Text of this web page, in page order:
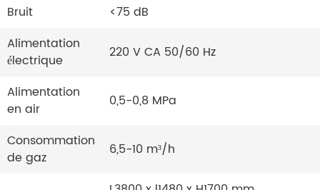
Bruit
<75 dB
Alimentation
électrique
220 V CA 50/60 Hz
Alimentation
en air
0,5-0,8 MPa
Consommation
de gaz
6,5-10 m³/h